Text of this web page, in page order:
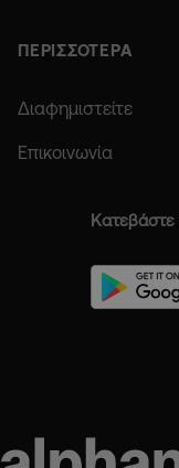
ΠΕΡΙΣΣΟΤΕΡΑ
Διαφημιστείτε
Επικοινωνία